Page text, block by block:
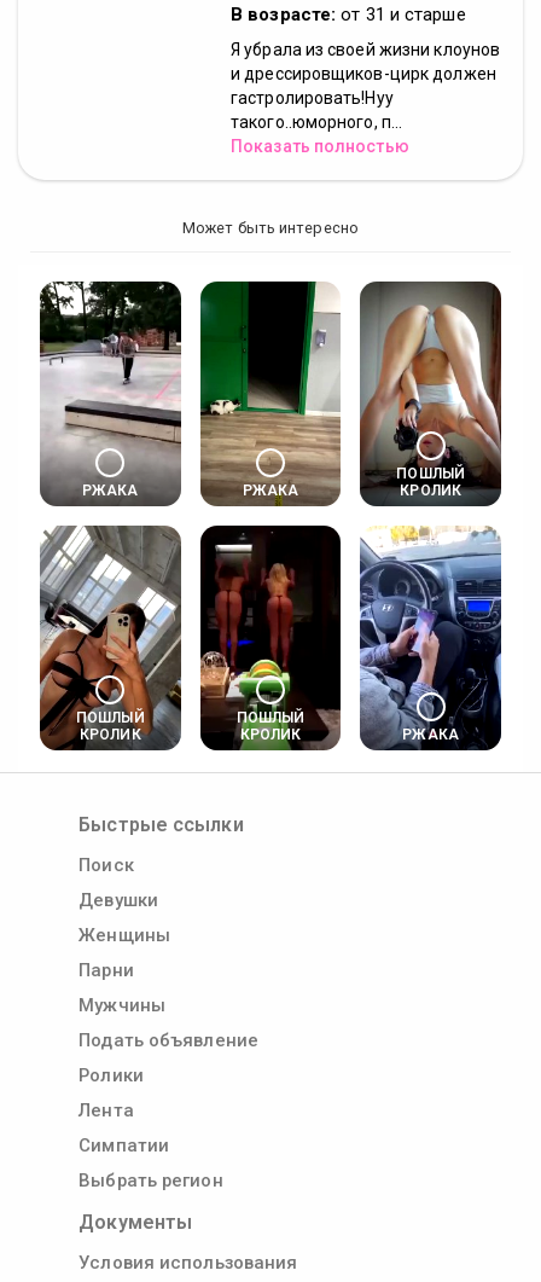
В возрасте: от 31 и старше
Я убрала из своей жизни клоунов
и дрессировщиков-цирк должен
гастролировать!Нуу
такого..юморного, п...
Показать полностью
Может быть интересно
РЖАКА РЖАКА
ПОШЛЫЙ
КРОЛИК
ПОШЛЫЙ
КРОЛИК
ПОШЛЫЙ
КРОЛИК
РЖАКА
Быстрые ссылки
Поиск
Девушки
Женщины
Парни
Мужчины
Подать объявление
Ролики
Лента
Симпатии
Выбрать регион
Документы
Условия использования